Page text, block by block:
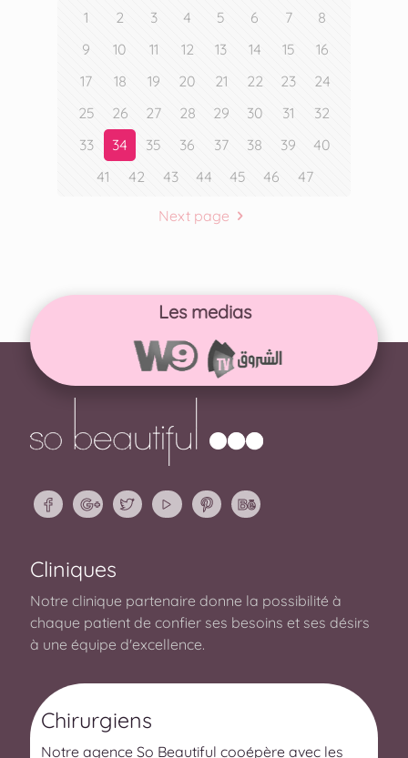
1 2 3 4 5 6 7
8
9
10 11 12 13 14 15
16
17
18 19 20 21 22 23
24
25
26 27 28 29 30 31
32
33
34 35 36 37 38 39
40
41
42 43 44 45 46 47
Next page
Les medias
Cliniques
Notre clinique partenaire donne la possibilité à
chaque patient de confier ses besoins et ses désirs
à une équipe d'excellence.
Chirurgiens
Notre agence So Beautiful cooépère avec les